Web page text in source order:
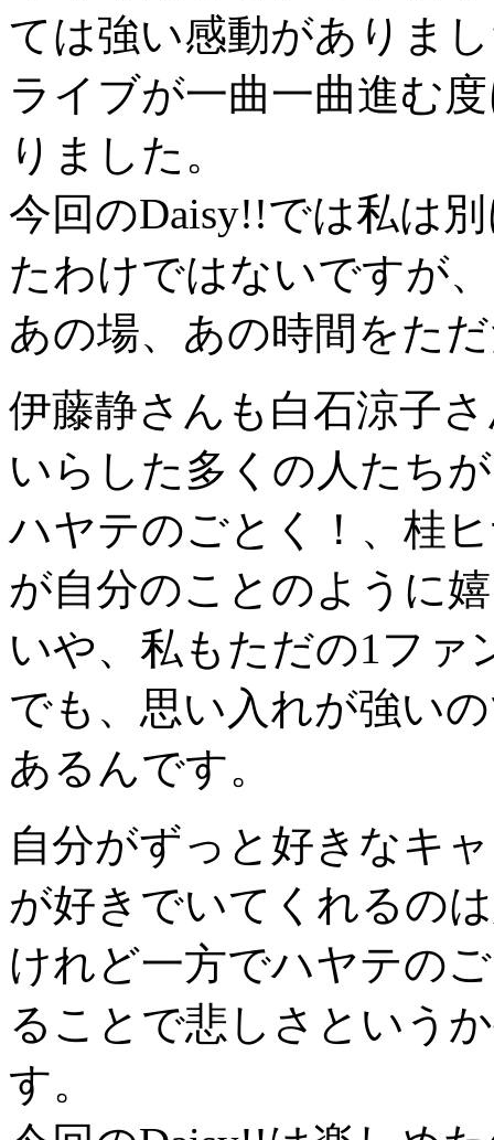
ては強い感動がありま
ライブが一曲一曲進む
りました。
今回のDaisy!!では私は
たわけではないですが、
あの場、あの時間をた
伊藤静さんも白石涼子
いらした多くの人たち
ハヤテのごとく！、桂
が自分のことのように
いや、私もただの1ファ
でも、思い入れが強い
あるんです。
自分がずっと好きなキ
が好きでいてくれるの
けれど一方でハヤテの
ることで悲しさという
す。